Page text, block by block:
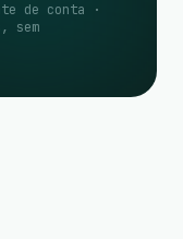
de conta ·
sem